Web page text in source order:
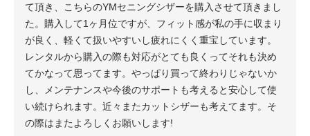
て頂き、こちらのYMセニングシザーを購入させて頂きまし
た。購入して1ヶ月位ですが、フィット感が私の手に収まり
が良く、軽くて扱いやすいし疲れにくく重宝しています。
レンタルから購入の際も対応がとても良くってそれも決め
てかなって思ってます。やっぱり買って終わりじゃないか
し、メンテナンスや今後のサポートも考えると安心して使
い続けられます。近々またカットシザーも考えてます。そ
の際はまたよろしくお願いします!